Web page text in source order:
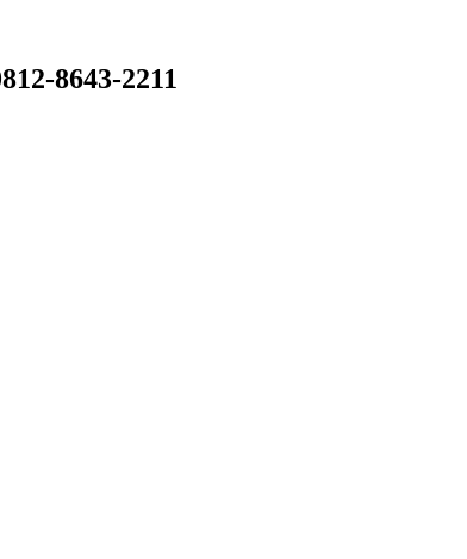
8643-2211